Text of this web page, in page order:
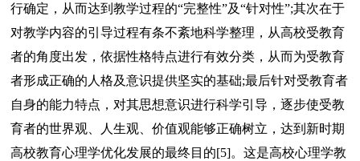
行确定，从而达到教学过程的“完整性”及“针对性”;其次在于
对教学内容的引导过程有条不紊地科学整理，从高校受教育
者的角度出发，依据性格特点进行有效分类，从而为受教育
者形成正确的人格及意识提供坚实的基础;最后针对受教育者
自身的能力特点，对其思想意识进行科学引导，逐步使受教
育者的世界观、人生观、价值观能够正确树立，达到新时期
高校教育心理学优化发展的最终目的[5]。这是高校心理学教